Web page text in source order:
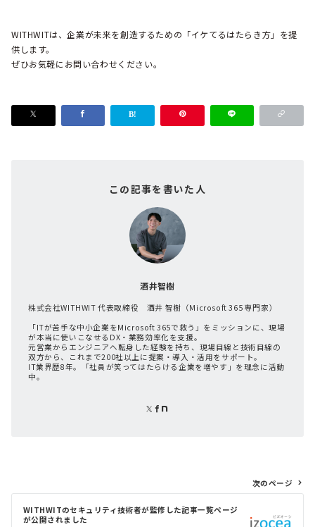
WITHWITは、企業が未来を創造するための「イケてるはたらき方」を提
供します。
ぜひお気軽にお問い合わせください。
この記事を書いた人
酒井智樹
株式会社WITHWIT 代表取締役 酒井 智樹（Microsoft 365 専門家）
「ITが苦手な中小企業をMicrosoft 365で救う」をミッションに、現場
が本当に使いこなせるDX・業務効率化を支援。
元営業からエンジニアへ転身した経験を持ち、現場目線と技術目線の
双方から、これまで200社以上に提案・導入・活用をサポート。
IT業界歴8年。「社員が笑ってはたらける企業を増やす」を理念に活動
中。
稿
次のページ
WITHWITのセキュリティ技術者が監修した記事一覧ページ
が公開されました